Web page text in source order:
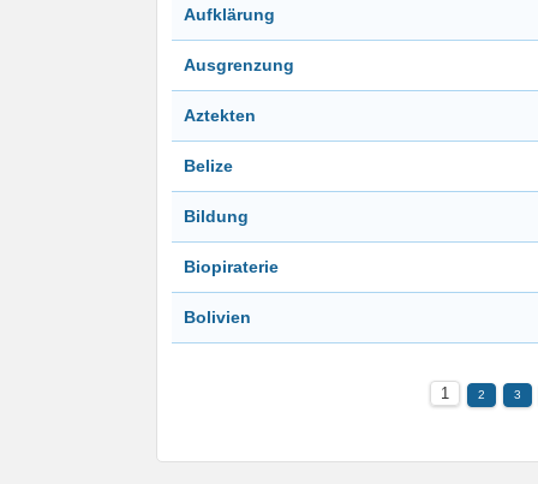
Aufklärung
Ausgrenzung
Aztekten
Belize
Bildung
Biopiraterie
Bolivien
1 2 3